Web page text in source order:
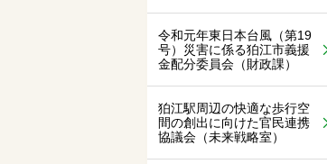
令和元年東日本台風（第19
号）災害に係る狛江市義援
金配分委員会（財政課）
狛江駅周辺の快適な歩行空
間の創出に向けた官民連携
協議会（未来戦略室）